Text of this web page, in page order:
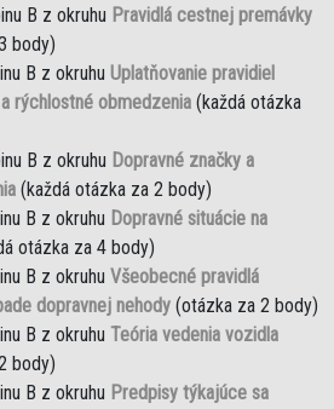
B z okruhu Pravidlá cestnej premávky
body)
B z okruhu Uplatňovanie pravidiel
rýchlostné obmedzenia (každá otázka
B z okruhu Dopravné značky a
(každá otázka za 2 body)
B z okruhu Dopravné situácie na
otázka za 4 body)
B z okruhu Všeobecné pravidlá
dopravnej nehody (otázka za 2 body)
B z okruhu Teória vedenia vozidla
body)
B z okruhu Predpisy týkajúce sa